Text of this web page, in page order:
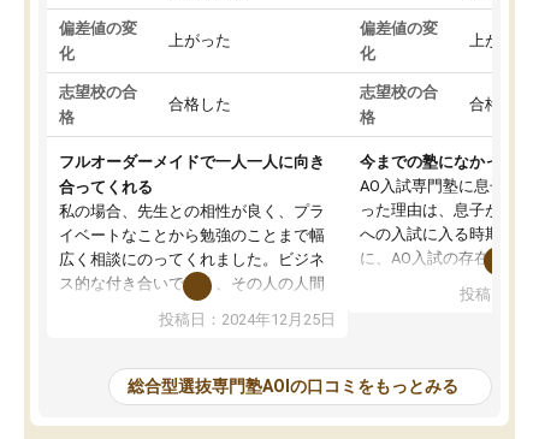
偏差値の変
化
上がった
志望校の合
格
合格した
フルオーダーメイドで一人一人に向き
合ってくれる
私の場合、先生との相性が良く、プラ
イベートなことから勉強のことまで幅
広く相談にのってくれました。ビジネ
ス的な付き合いでなく、その人の人間
性までを適切に把握し、むきあってい
るなぁと強く感じることできました。
と相談すると、他の先生も紹介してく
ださり、客観的なアドバイスもいただ
くことができました（志望理由・自己
投稿日：2024年12月25日
偏差値の変
化
上がった
志望校の合
格
合格した
今までの塾になかった
AO入試専門塾に息子を
った理由は、息子が高校
への入試に入る時期に差
に、AO入試の存在を息
たことから、AOIに入塾
で、AO入試を改めて知
それに対しての具体的な
ことでした。更に子供の
投稿日：
総合型選抜専門塾AOIの口コミをもっとみる